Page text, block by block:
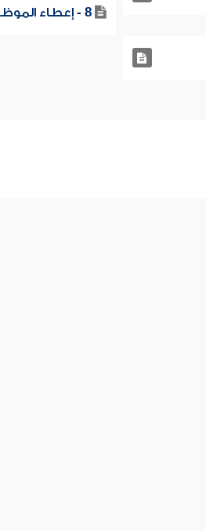
8 - إعطاء الموظفين العاملين على الزكاة من الزكاة